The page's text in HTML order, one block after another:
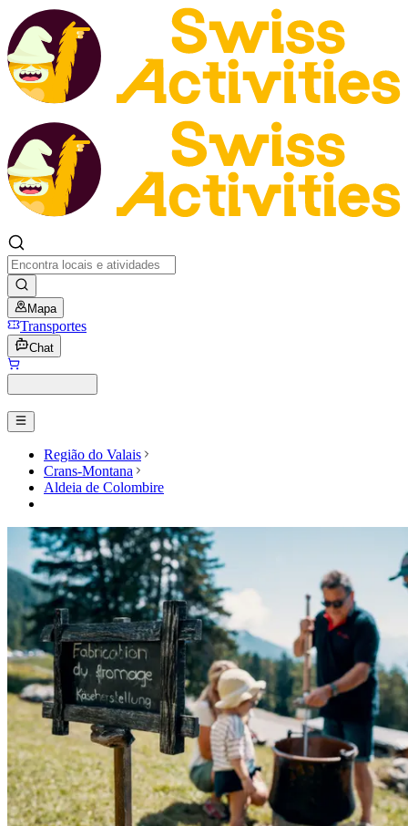
Mapa
Transportes
Chat
Região do Valais
Crans-Montana
Aldeia de Colombire